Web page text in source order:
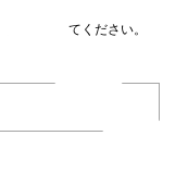
へ移動してください。